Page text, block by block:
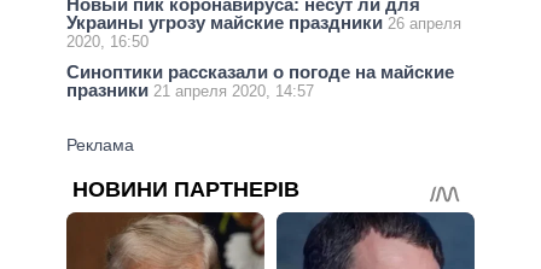
Украины угрозу майские праздники 26 апреля
2020, 16:50
Синоптики рассказали о погоде на майские
празники 21 апреля 2020, 14:57